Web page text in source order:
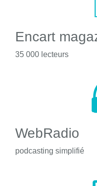
Encart
35 000 lecteurs
WebRadio
podcasting simplifié